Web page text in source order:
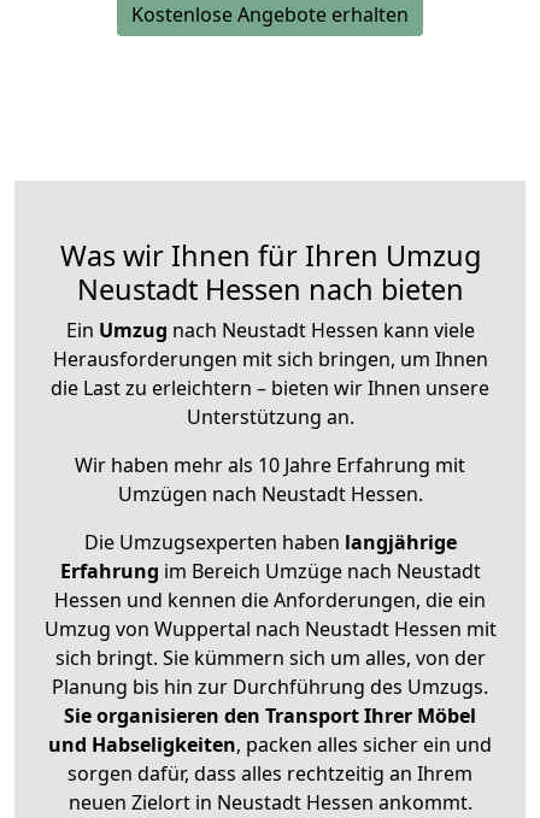
Kostenlose Angebote erhalten
Was wir Ihnen für Ihren Umzug
Neustadt Hessen nach bieten
Ein Umzug nach Neustadt Hessen kann viele
Herausforderungen mit sich bringen, um Ihnen
die Last zu erleichtern – bieten wir Ihnen unsere
Unterstützung an.
Wir haben mehr als 10 Jahre Erfahrung mit
Umzügen nach Neustadt Hessen.
Die Umzugsexperten haben langjährige
Erfahrung im Bereich Umzüge nach Neustadt
Hessen und kennen die Anforderungen, die ein
Umzug von Wuppertal nach Neustadt Hessen mit
sich bringt. Sie kümmern sich um alles, von der
Planung bis hin zur Durchführung des Umzugs.
Sie organisieren den Transport Ihrer Möbel
und Habseligkeiten, packen alles sicher ein und
sorgen dafür, dass alles rechtzeitig an Ihrem
neuen Zielort in Neustadt Hessen ankommt.